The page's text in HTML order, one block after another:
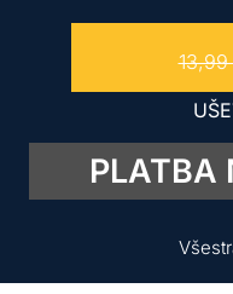
13,99
PLATBA